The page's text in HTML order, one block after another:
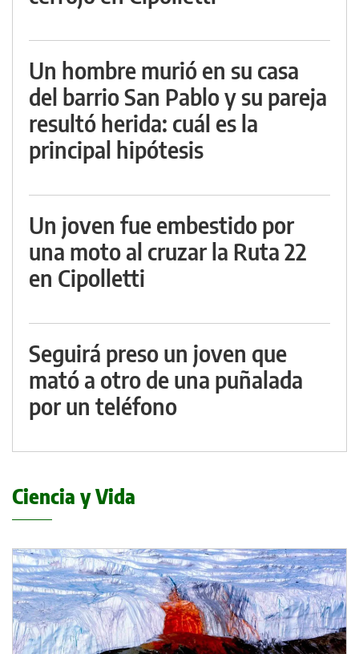
Un hombre murió en su casa
del barrio San Pablo y su pareja
resultó herida: cuál es la
principal hipótesis
Un joven fue embestido por
una moto al cruzar la Ruta 22
en Cipolletti
Seguirá preso un joven que
mató a otro de una puñalada
por un teléfono
Ciencia y Vida